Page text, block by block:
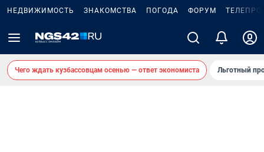
НЕДВИЖИМОСТЬ ЗНАКОМСТВА ПОГОДА ФОРУМ
Чего ждать кузбассовцам осенью — ответ экономиста Льготный